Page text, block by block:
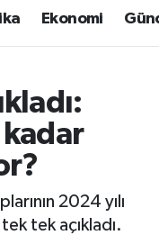
Ekonomi
kadar
2024 yılı
tek açıkladı.